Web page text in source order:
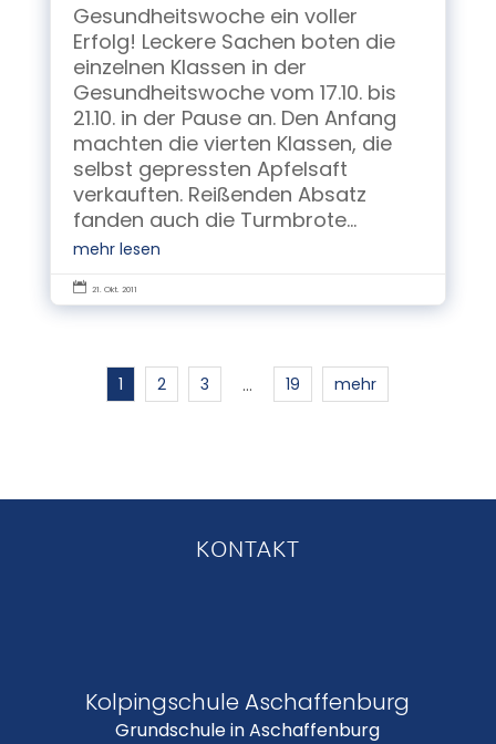
Gesundheitswoche ein voller
Erfolg! Leckere Sachen boten die
einzelnen Klassen in der
Gesundheitswoche vom 17.10. bis
21.10. in der Pause an. Den Anfang
machten die vierten Klassen, die
selbst gepressten Apfelsaft
verkauften. Reißenden Absatz
fanden auch die Turmbrote...
mehr lesen
 21. Okt. 2011
1 2 3 … 19 mehr
KONTAKT
Kolpingschule Aschaffenburg
Grundschule in Aschaffenburg